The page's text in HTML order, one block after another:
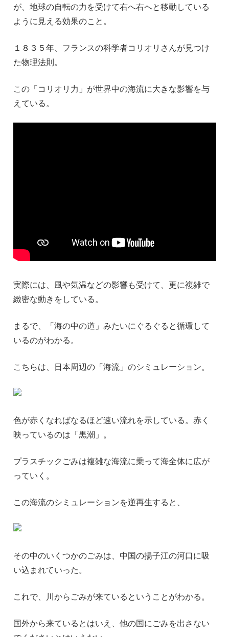
が、地球の自転の力を受けて右へ右へと移動している
ように見える効果のこと。
１８３５年、フランスの科学者コリオリさんが見つけ
た物理法則。
この「コリオリ力」が世界中の海流に大きな影響を与
えている。
実際には、風や気温などの影響も受けて、更に複雑で
緻密な動きをしている。
まるで、「海の中の道」みたいにぐるぐると循環して
いるのがわかる。
こちらは、日本周辺の「海流」のシミュレーション。
色が赤くなればなるほど速い流れを示している。赤く
映っているのは「黒潮」。
プラスチックごみは複雑な海流に乗って海全体に広が
っていく。
この海流のシミュレーションを逆再生すると、
その中のいくつかのごみは、中国の揚子江の河口に吸
い込まれていった。
これで、川からごみが来ているということがわかる。
国外から来ているとはいえ、他の国にごみを出さない